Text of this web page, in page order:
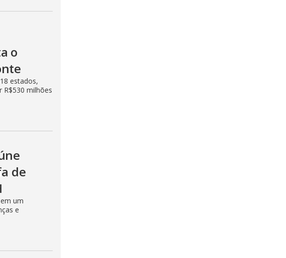
o
estados,
R$530 milhões
de
um
e